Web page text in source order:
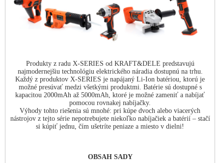
Produkty z radu X-SERIES od KRAFT&DELE predstavujú
najmodernejšiu technológiu elektrického náradia dostupnú na trhu.
Každý z produktov X-SERIES je napájaný Li-Ion batériou, ktorú je
možné presúvať medzi všetkými produktmi. Batérie sú dostupné s
kapacitou 2000mAh až 5000mAh, ktoré je možné zameniť a nabíjať
pomocou rovnakej nabíjačky.
Výhody tohto riešenia sú mnohé: pri kúpe dvoch alebo viacerých
nástrojov z tejto série nepotrebujete niekoľko nabíjačiek a batérií – stačí
si kúpiť jednu, čím ušetríte peniaze a miesto v dielni!
OBSAH SADY